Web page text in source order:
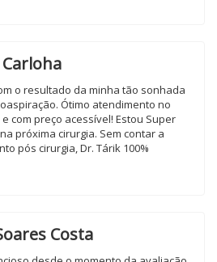
o resultado da minha tão sonhada
Ótimo atendimento no
com preço acessível! Estou Super
próxima cirurgia. Sem contar a
pós cirurgia, Dr. Tárik 100%
Costa